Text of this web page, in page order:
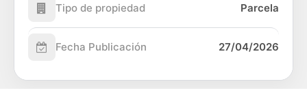
Tipo de propiedad Parcela
Fecha Publicación 27/04/2026